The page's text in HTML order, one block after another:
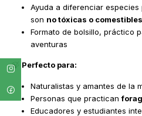
Ayuda a diferenciar
son no tóxicas o comestibles
Formato de bolsillo, práctico
aventuras
🍃 Perfecto para:
Naturalistas y amantes de la
Personas que practican
Educadores y estudiantes